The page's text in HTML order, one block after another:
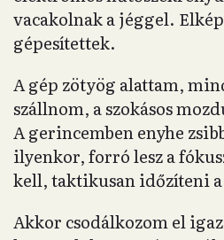
vacakolnak a jéggel.
gépesítettek.
A gép zötyög alattam,
szállnom, a szokásos
A gerincemben enyhe
ilyenkor, forró lesz a
kell, taktikusan időzíteni
Akkor csodálkozom el